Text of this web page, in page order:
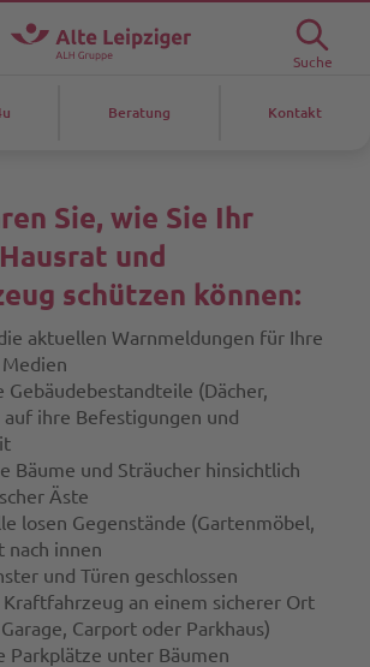
Suche
Beratung Kontakt
Sie, wie Sie Ihr
und
schützen können:
aktuellen Warnmeldungen für Ihre
Gebäudebestandteile (Dächer,
auf ihre Befestigungen und
Bäume und Sträucher hinsichtlich
Äste
losen Gegenstände (Gartenmöbel,
nach innen
und Türen geschlossen
Kraftfahrzeug an einem sicherer Ort
Carport oder Parkhaus)
Parkplätze unter Bäumen